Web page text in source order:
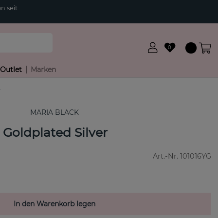
seit
0
Outlet Marken
MARIA BLACK
Silver
Art.-Nr. 101016YG
In den Warenkorb legen